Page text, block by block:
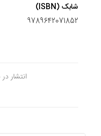
شابک (ISBN)
9789642071852
انتشار